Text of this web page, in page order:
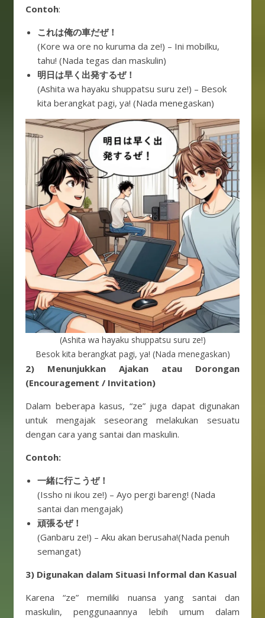
Contoh:
これは俺の車だぜ！
(Kore wa ore no kuruma da ze!) – Ini mobilku,
tahu! (Nada tegas dan maskulin)
明日は早く出発するぜ！
(Ashita wa hayaku shuppatsu suru ze!) – Besok
kita berangkat pagi, ya! (Nada menegaskan)
(Ashita wa hayaku shuppatsu suru ze!)
Besok kita berangkat pagi, ya! (Nada menegaskan)
2) Menunjukkan Ajakan atau Dorongan
(Encouragement / Invitation)
Dalam beberapa kasus, “ze” juga dapat digunakan
untuk mengajak seseorang melakukan sesuatu
dengan cara yang santai dan maskulin.
Contoh:
一緒に行こうぜ！
(Issho ni ikou ze!) – Ayo pergi bareng! (Nada
santai dan mengajak)
頑張るぜ！
(Ganbaru ze!) – Aku akan berusaha!(Nada penuh
semangat)
3) Digunakan dalam Situasi Informal dan Kasual
Karena “ze” memiliki nuansa yang santai dan
maskulin, penggunaannya lebih umum dalam